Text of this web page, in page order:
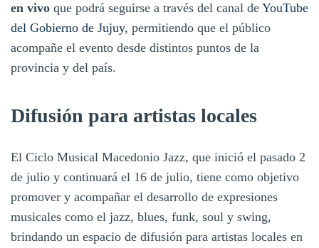
en vivo que podrá seguirse a través del canal de YouTube
del Gobierno de Jujuy, permitiendo que el público
acompañe el evento desde distintos puntos de la
provincia y del país.
Difusión para artistas locales
El Ciclo Musical Macedonio Jazz, que inició el pasado 2
de julio y continuará el 16 de julio, tiene como objetivo
promover y acompañar el desarrollo de expresiones
musicales como el jazz, blues, funk, soul y swing,
brindando un espacio de difusión para artistas locales en